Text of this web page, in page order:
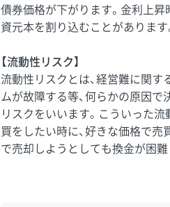
債券価格が下がります。金利上昇
資元本を割り込むことがあります
【流動性リスク】
流動性リスクとは、経営難に関す
ムが故障する等、何らかの原因
リスクをいいます。こういった
買をしたい時に、好きな価格で売
で売却しようとしても換金が困難